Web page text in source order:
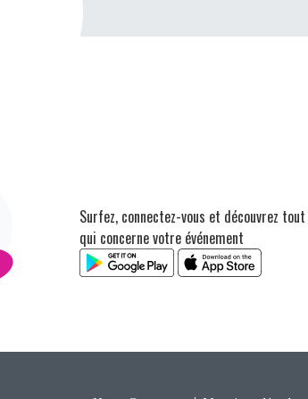
Surfez, connectez-vous et découvrez
qui concerne votre événement